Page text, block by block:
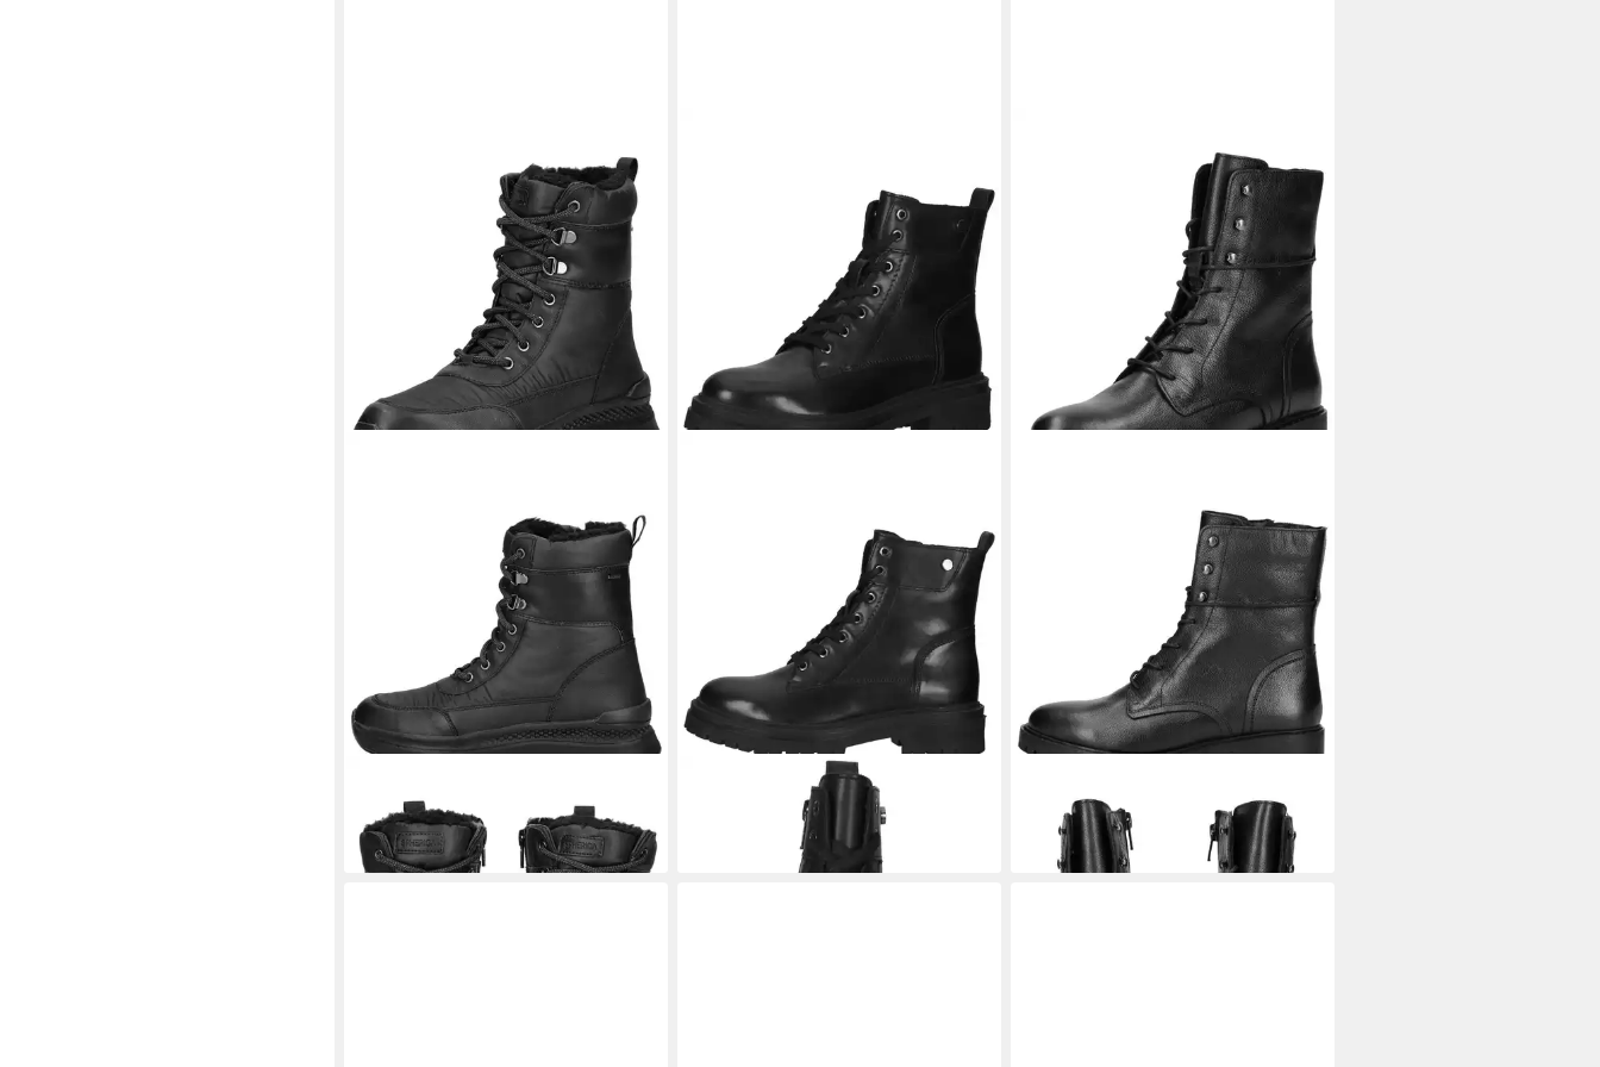
Schnürstiefelette
180,00 €
Geox Stiefelette Nappaleder
Schnürstiefelette
Schnürstiefelette
150,00 €